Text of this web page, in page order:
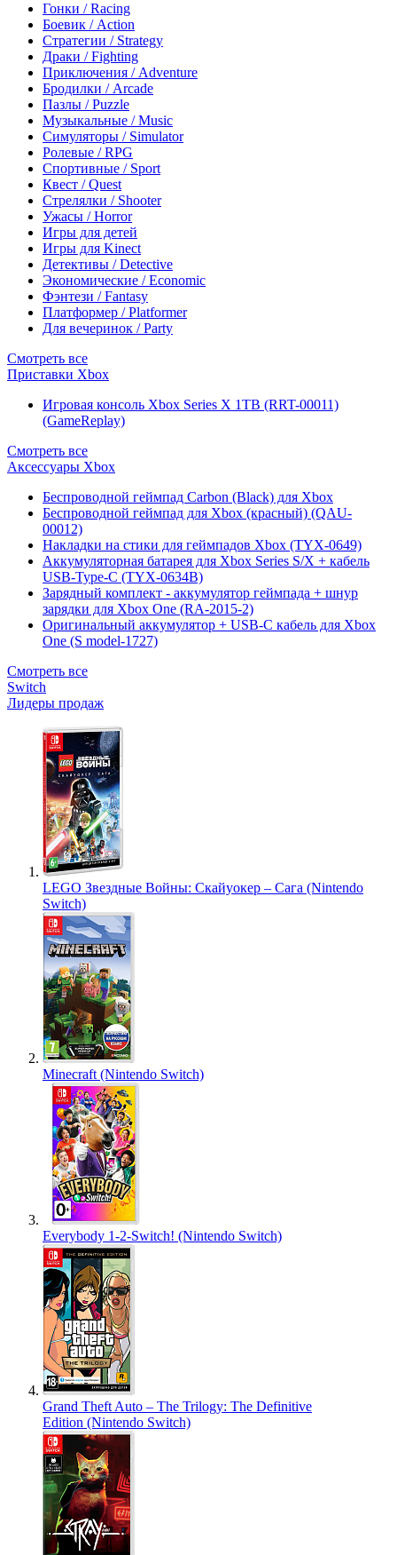
Гонки / Racing
Боевик / Action
Стратегии / Strategy
Драки / Fighting
Приключения / Adventure
Бродилки / Arcade
Пазлы / Puzzle
Музыкальные / Music
Симуляторы / Simulator
Ролевые / RPG
Спортивные / Sport
Квест / Quest
Стрелялки / Shooter
Ужасы / Horror
Игры для детей
Игры для Kinect
Детективы / Detective
Экономические / Economic
Фэнтези / Fantasy
Платформер / Platformer
Для вечеринок / Party
Смотреть все
Приставки Xbox
Игровая консоль Xbox Series X 1TB (RRT-00011)
(GameReplay)
Смотреть все
Аксессуары Xbox
Беспроводной геймпад Carbon (Black) для Xbox
Беспроводной геймпад для Xbox (красный) (QAU-
00012)
Накладки на стики для геймпадов Xbox (TYX-0649)
Аккумуляторная батарея для Xbox Series S/X + кабель
USB-Type-C (TYX-0634B)
Зарядный комплект - аккумулятор геймпада + шнур
зарядки для Xbox One (RA-2015-2)
Оригинальный аккумулятор + USB-C кабель для Xbox
One (S model-1727)
Смотреть все
Switch
Лидеры продаж
LEGO Звездные Войны: Скайуокер – Сага (Nintendo
Switch)
Minecraft (Nintendo Switch)
Everybody 1-2-Switch! (Nintendo Switch)
Grand Theft Auto – The Trilogy: The Definitive
Edition (Nintendo Switch)